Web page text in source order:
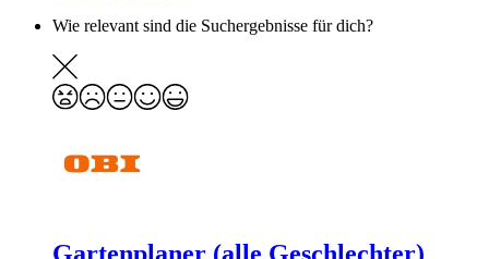
Wie relevant sind die Suchergebnisse für dich?